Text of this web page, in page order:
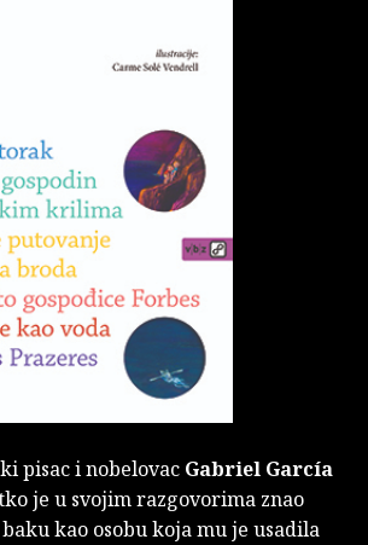
pisac i nobelovac Gabriel García
je u svojim razgovorima znao
kao osobu koja mu je usadila